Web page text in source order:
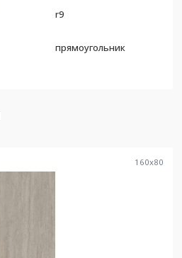
r9
прямоугольник
160x80